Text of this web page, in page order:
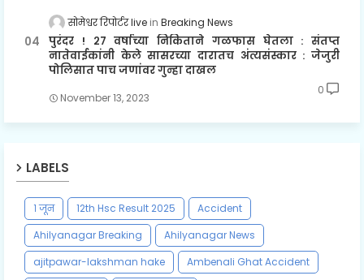
सोमेश्वर रिपोर्टर live Breaking News
पुरंदर ! २७ वर्षाच्या निकिताने गळफास घेतला : संतप्त
नातेवाईकांनी केले सासरच्या दारातच अंत्यसंस्कार : जेजुरी
पोलिसात पाच जणांवर गुन्हा दाखल
November 13, 2023
0
LABELS
१ जून 12th Hsc Result 2025
Accident
Ahilyanagar Breaking
Ahilyanagar News
ajitpawar-lakshman hake
Ambenali Ghat Accident